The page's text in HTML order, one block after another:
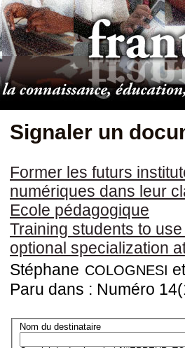
Signaler un
Former les futurs
numériques dans leur
Ecole pédagogique
Training students to
optional specialization
Stéphane colognesi
Paru dans : Numéro
Nom du destinataire